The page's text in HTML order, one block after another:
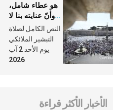
هو عطاء شامل،
وأنّ عنايته بنا لا
تغيب عنّا أبدًا
النص الكامل لصلاة
التبشير الملائكي
يوم الأحد 2 آب
2026
الأخبار الأكثر قراءة